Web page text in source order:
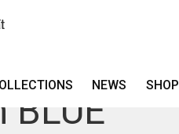
NEWS SHOP
BLUE